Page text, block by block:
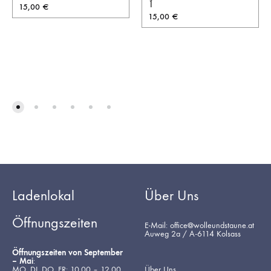
15,00 €
1
15,00 €
Ladenlokal
Öffnungszeiten
Öffnungszeiten von September
– Mai:
Über Uns
E-Mail: office@wolleundstaune.at
Auweg 2a / A-6114 Kolsass